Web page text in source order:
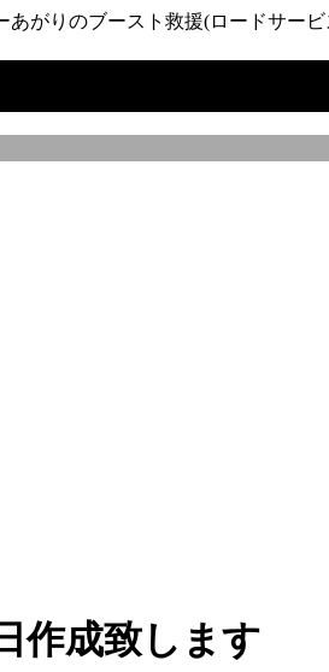
がりのブースト救援(ロードサー
作成致します